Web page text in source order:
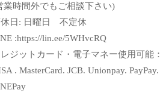
業時間外でもご相談下さい)
日: 日曜日 不定休
:https://lin.ee/5WHvcRQ
ジットカード・電子マネー使用可能：
. MasterCard. JCB. Unionpay. PayPay.